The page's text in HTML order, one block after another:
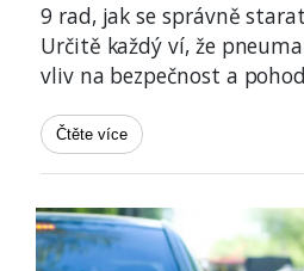
9 rad, jak se správně
Určitě každý ví, že
vliv na bezpečnost a
Čtěte více